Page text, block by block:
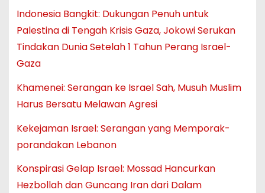
Indonesia Bangkit: Dukungan Penuh untuk
Palestina di Tengah Krisis Gaza, Jokowi Serukan
Tindakan Dunia Setelah 1 Tahun Perang Israel-
Gaza
Khamenei: Serangan ke Israel Sah, Musuh Muslim
Harus Bersatu Melawan Agresi
Kekejaman Israel: Serangan yang Memporak-
porandakan Lebanon
Konspirasi Gelap Israel: Mossad Hancurkan
Hezbollah dan Guncang Iran dari Dalam